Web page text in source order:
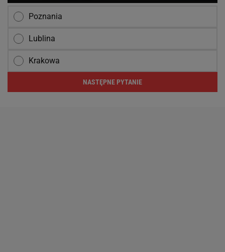
Poznania
Lublina
Krakowa
NASTĘPNE PYTANIE